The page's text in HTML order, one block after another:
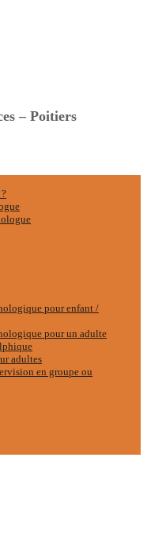
– Poitiers
pour enfant /
pour un adulte
adultes
en groupe ou